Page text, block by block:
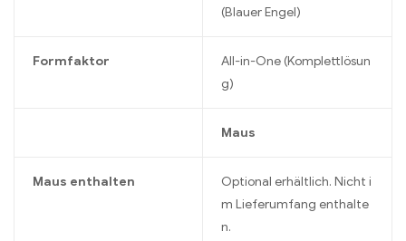
(Blauer Engel)
Formfaktor
All-in-One (Komplettlösun
g)
Maus
Maus enthalten
Optional erhältlich. Nicht i
m Lieferumfang enthalte
n.